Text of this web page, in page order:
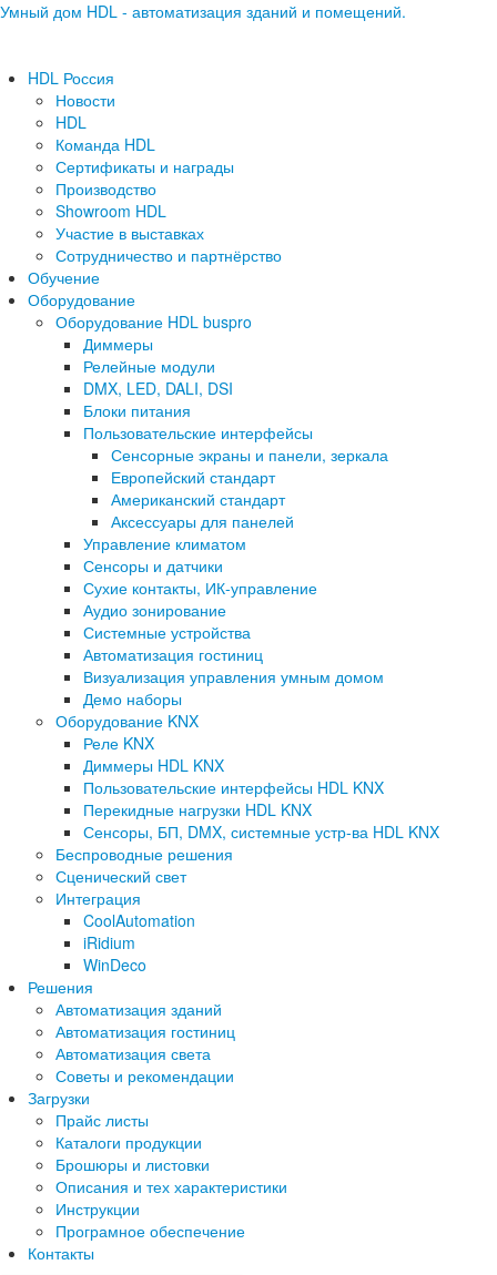
Умный дом HDL - автоматизация зданий и помещений.
HDL Россия
Новости
HDL
Команда HDL
Сертификаты и награды
Производство
Showroom HDL
Участие в выставках
Сотрудничество и партнёрство
Обучение
Оборудование
Оборудование HDL buspro
Диммеры
Релейные модули
DMX, LED, DALI, DSI
Блоки питания
Пользовательские интерфейсы
Сенсорные экраны и панели, зеркала
Европейский стандарт
Американский стандарт
Аксессуары для панелей
Управление климатом
Сенсоры и датчики
Сухие контакты, ИК-управление
Аудио зонирование
Системные устройства
Автоматизация гостиниц
Визуализация управления умным домом
Демо наборы
Оборудование KNX
Реле KNX
Диммеры HDL KNX
Пользовательские интерфейсы HDL KNX
Перекидные нагрузки HDL KNX
Сенсоры, БП, DMX, системные устр-ва HDL KNX
Беспроводные решения
Сценический свет
Интеграция
CoolAutomation
iRidium
WinDeco
Решения
Автоматизация зданий
Автоматизация гостиниц
Автоматизация света
Советы и рекомендации
Загрузки
Прайс листы
Каталоги продукции
Брошюры и листовки
Описания и тех характеристики
Инструкции
Програмное обеспечение
Контакты